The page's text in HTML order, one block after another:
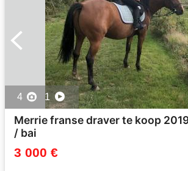
4 1
Merrie franse draver te koop
/ bai
3 000 €